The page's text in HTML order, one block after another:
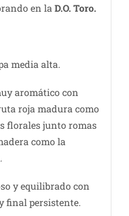
en la D.O. Toro.
media alta.
aromático con
roja madura como
florales junto romas
como la
y equilibrado con
final persistente.